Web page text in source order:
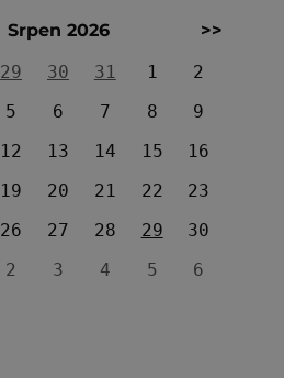
Srpen 2026
>>
29 30 31 1
2
5 6 7 8
9
12 13 14 15
16
19 20 21 22
23
26 27 28 29
30
2 3 4 5 6